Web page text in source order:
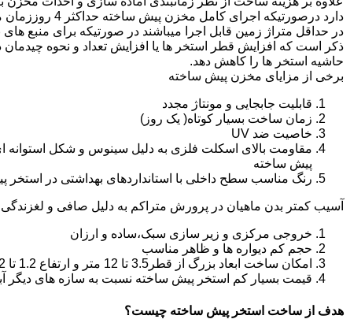
دارد درصورتیکه
در حداقل متراژ زمین قابل اجرا میباشند در صورتیکه برای منبع
ذکر است که افزایش قطر استخر ها یا افزایش تعداد و نحوه
حاشیه استخر ها را کاهش دهد.
برخی از مزایای مخزن پیش ساخته
قابلیت جابجایی و مونتاژ مجدد
زمان ساخت بسیار کوتاه( یک روز)
خاصیت ضد UV
مقاومت بالای اسکلت فلزی به دلیل سینوس و شکل
پیش ساخته
رنگ مناسب سطح داخلی با استانداردهای بهداشتی در استخر
آسیب کمتر بدن ماهیان در پرورش متراکم به دلیل صافی و
خروجی مرکزی و زیر سازی سبک،ساده و ارزان
حجم کم دیواره ها و ظاهر مناسب
امکان ساخت ابعاد بزرگ از قطر3.5 تا 12 متر و ارتفاع 1.2 تا 2.2 متر
قیمت بسیار کم استخر پیش ساخته نسبت به سازه های دیگر
هدف از ساخت استخر پیش ساخته چیست؟